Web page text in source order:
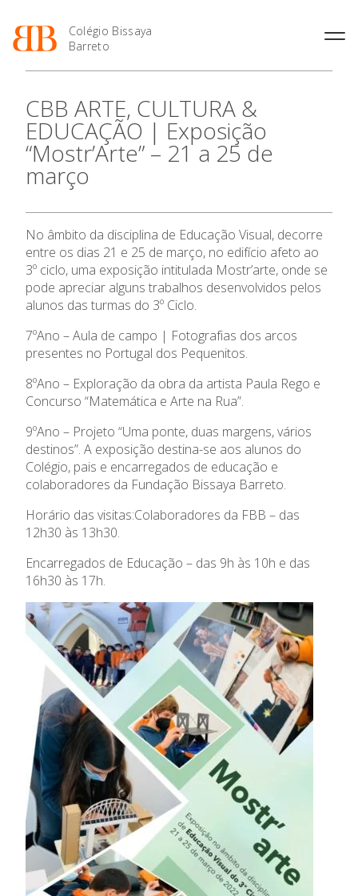
Colégio Bissaya
Barreto
O Colégio
Projeto Educativo
Organização
Colaboradores Docentes
Colaboradores Não
Ofertas de emprego
Regulamentos
Jornal “O Coreto”
Privacidade
Oferta Formativa
Enriquecimento Curricular
Oferta Curricular
Atividades Extracurriculares
Serviços
Letiva
Academia de Línguas
Ensino Profissional
Profissionais
Matrículas
Horários e Manuais
Curso de Técnico de
Termalismo
Curso de Técnico/a de Apoio
à Família e à Comunidade
Ofertas de Emprego
Ano Letivo
2027
Calendários
Portal do Professor
Portal do Aluno/Encarregado
de Educação
SIGE
Secretariado de Exames
Admissão
Informações
APEE
Notícias
CBB ARTE, CULTURA &
EDUCAÇÃO | Exposição
“Mostr’Arte” – 21 a 25 de
março
No âmbito da disciplina de Educação Visual, decorre
entre os dias 21 e 25 de março, no edifício afeto ao
3º ciclo, uma exposição intitulada Mostr’arte, onde se
pode apreciar alguns trabalhos desenvolvidos pelos
alunos das turmas do 3º Ciclo.
7ºAno – Aula de campo | Fotografias dos arcos
presentes no Portugal dos Pequenitos.
8ºAno – Exploração da obra da artista Paula Rego e
Concurso “Matemática e Arte na Rua”.
9ºAno – Projeto “Uma ponte, duas margens, vários
destinos”. A exposição destina-se aos alunos do
Colégio, pais e encarregados de educação e
colaboradores da Fundação Bissaya Barreto.
Horário das visitas:Colaboradores da FBB – das
12h30 às 13h30.
Encarregados de Educação – das 9h às 10h e das
16h30 às 17h.